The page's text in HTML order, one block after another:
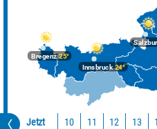
Bregenz25°
Innsbruck24°
Jetzt 10 11 12 13